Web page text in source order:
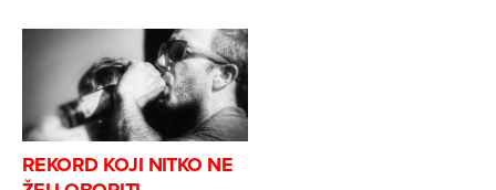
REKORD KOJI NITKO NE